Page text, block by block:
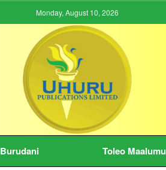
Monday, August 10, 2026
Burudani Toleo Maalumu